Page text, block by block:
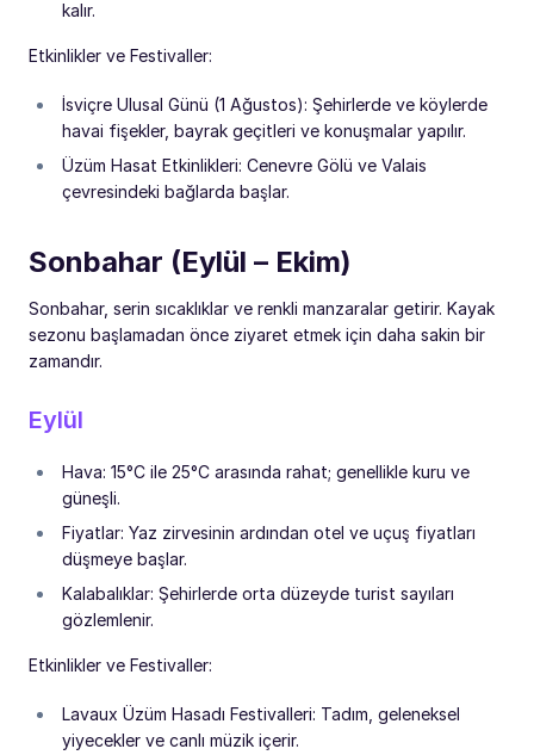
kalır.
Etkinlikler ve Festivaller:
İsviçre Ulusal Günü (1 Ağustos): Şehirlerde ve köylerde
havai fişekler, bayrak geçitleri ve konuşmalar yapılır.
Üzüm Hasat Etkinlikleri: Cenevre Gölü ve Valais
çevresindeki bağlarda başlar.
Sonbahar (Eylül – Ekim)
Sonbahar, serin sıcaklıklar ve renkli manzaralar getirir. Kayak
sezonu başlamadan önce ziyaret etmek için daha sakin bir
zamandır.
Eylül
Hava: 15°C ile 25°C arasında rahat; genellikle kuru ve
güneşli.
Fiyatlar: Yaz zirvesinin ardından otel ve uçuş fiyatları
düşmeye başlar.
Kalabalıklar: Şehirlerde orta düzeyde turist sayıları
gözlemlenir.
Etkinlikler ve Festivaller:
Lavaux Üzüm Hasadı Festivalleri: Tadım, geleneksel
yiyecekler ve canlı müzik içerir.